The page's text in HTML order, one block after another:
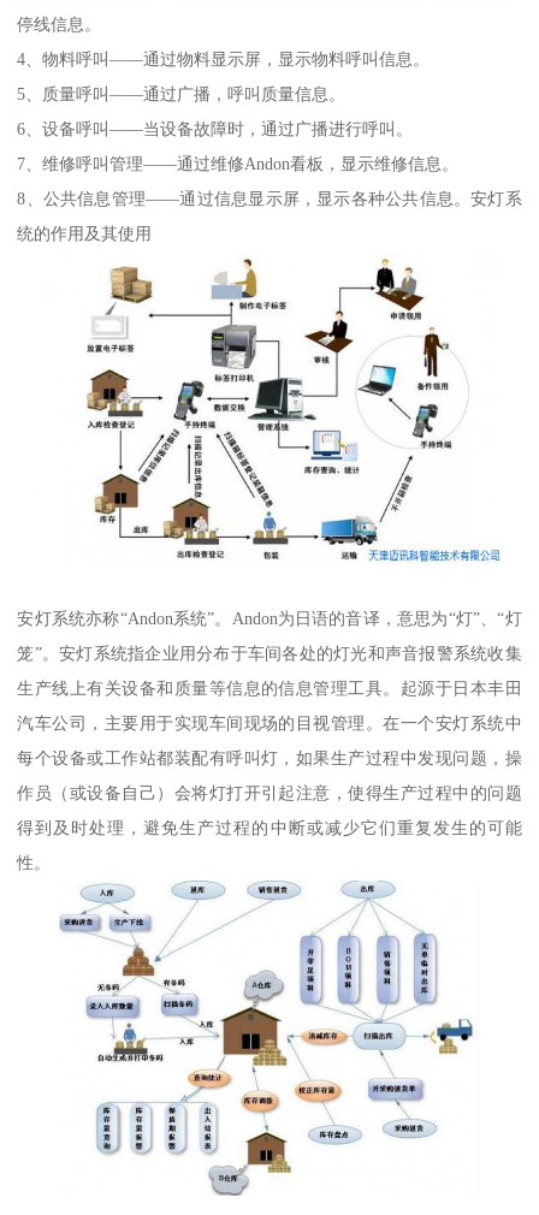
停线信息。
4、物料呼叫——通过物料显示屏，显示物料呼叫信息。
5、质量呼叫——通过广播，呼叫质量信息。
6、设备呼叫——当设备故障时，通过广播进行呼叫。
7、维修呼叫管理——通过维修Andon看板，显示维修信息。
8、公共信息管理——通过信息显示屏，显示各种公共信息。安灯系
统的作用及其使用
安灯系统亦称“Andon系统”。Andon为日语的音译，意思为“灯”、“灯
笼”。安灯系统指企业用分布于车间各处的灯光和声音报警系统收集
生产线上有关设备和质量等信息的信息管理工具。起源于日本丰田
汽车公司，主要用于实现车间现场的目视管理。在一个安灯系统中
每个设备或工作站都装配有呼叫灯，如果生产过程中发现问题，操
作员（或设备自己）会将灯打开引起注意，使得生产过程中的问题
得到及时处理，避免生产过程的中断或减少它们重复发生的可能
性。